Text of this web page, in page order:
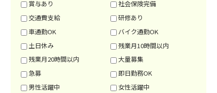
賞与あり
社会保険完備
交通費支給
研修あり
車通勤OK
バイク通勤OK
土日休み
残業月10時間以内
残業月20時間以内
大量募集
急募
即日勤務OK
男性活躍中
女性活躍中